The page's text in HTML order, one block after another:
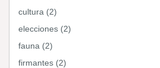
cultura (2)
elecciones (2)
fauna (2)
firmantes (2)